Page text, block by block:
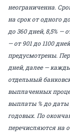
неограниченна.
на срок от одного
до 360 дней, 8,5% —
— от 901 до 1100
предусмотрены.
дней, далее —
отдельный
выплаченных
выплаты % до даты
годовых. По
перечисляются на